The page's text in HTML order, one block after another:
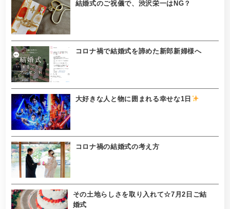
結婚式のご祝儀で、渋沢栄一はNG？
コロナ禍で結婚式を諦めた新郎新婦様へ
大好きな人と物に囲まれる幸せな1日
コロナ禍の結婚式の考え方
その土地らしさを取り入れて☆7月2日ご結
婚式